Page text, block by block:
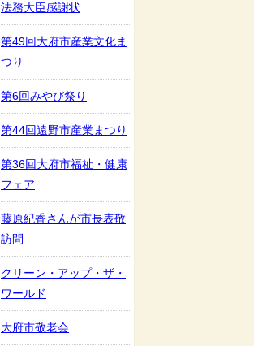
法務大臣感謝状
第49回大府市産業文化ま
つり
第6回みやび祭り
第44回遠野市産業まつり
第36回大府市福祉・健康
フェア
藤原紀香さんが市長表敬
訪問
クリーン・アップ・ザ・
ワールド
大府市敬老会